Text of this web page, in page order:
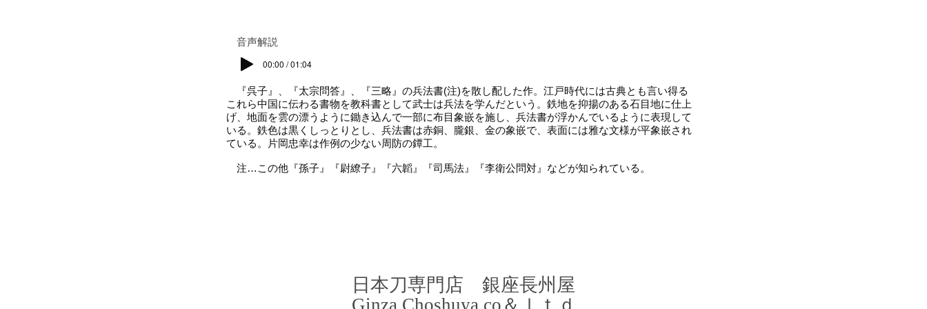
​音声解説
00:00 / 01:04
『呉子』、『太宗問答』、『三略』の兵法書(注)を散し配した作。江戸時代には古典とも言い得る
これら中国に伝わる書物を教科書として武士は兵法を学んだという。鉄地を抑揚のある石目地に仕上
げ、地面を雲の漂うように鋤き込んで一部に布目象嵌を施し、兵法書が浮かんでいるように表現して
いる。鉄色は黒くしっとりとし、兵法書は赤銅、朧銀、金の象嵌で、表面には雅な文様が平象嵌され
ている。片岡忠幸は作例の少ない周防の鐔工。
注…この他『孫子』『尉繚子』『六韜』『司馬法』『李衛公問対』などが知られている。
​日本刀専門店 銀座長州屋